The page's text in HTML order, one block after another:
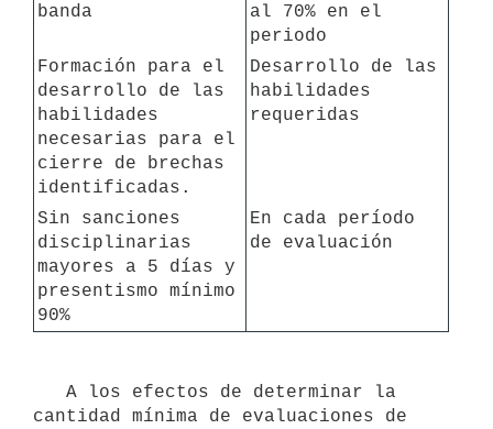
banda
al 70% en el
periodo
Formación para el
desarrollo de las
habilidades
necesarias para el
cierre de brechas
identificadas.
Desarrollo de las
habilidades
requeridas
Sin sanciones
disciplinarias
mayores a 5 días y
presentismo mínimo
90%
En cada período
de evaluación
cantidad mínima de evaluaciones de